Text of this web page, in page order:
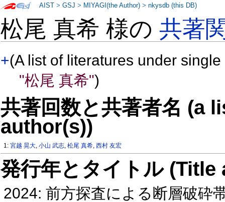
松尾 真希 様の共著
+(A list of literatures under
"松尾 真希")
共著回数と共著者名 (a
author(s))
1:宮越 晃大,小山 武志,松尾 真希,西村 友宏
発行年とタイトル
2024: 前方探査による断層破砕
AIST >GSJ > MIYAGI(the Author) >nkysdb (this DB)